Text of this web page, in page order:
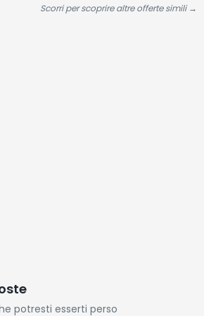
Gli Amanti Degli
Scorri per scoprire altre offerte simili →
potresti esserti perso